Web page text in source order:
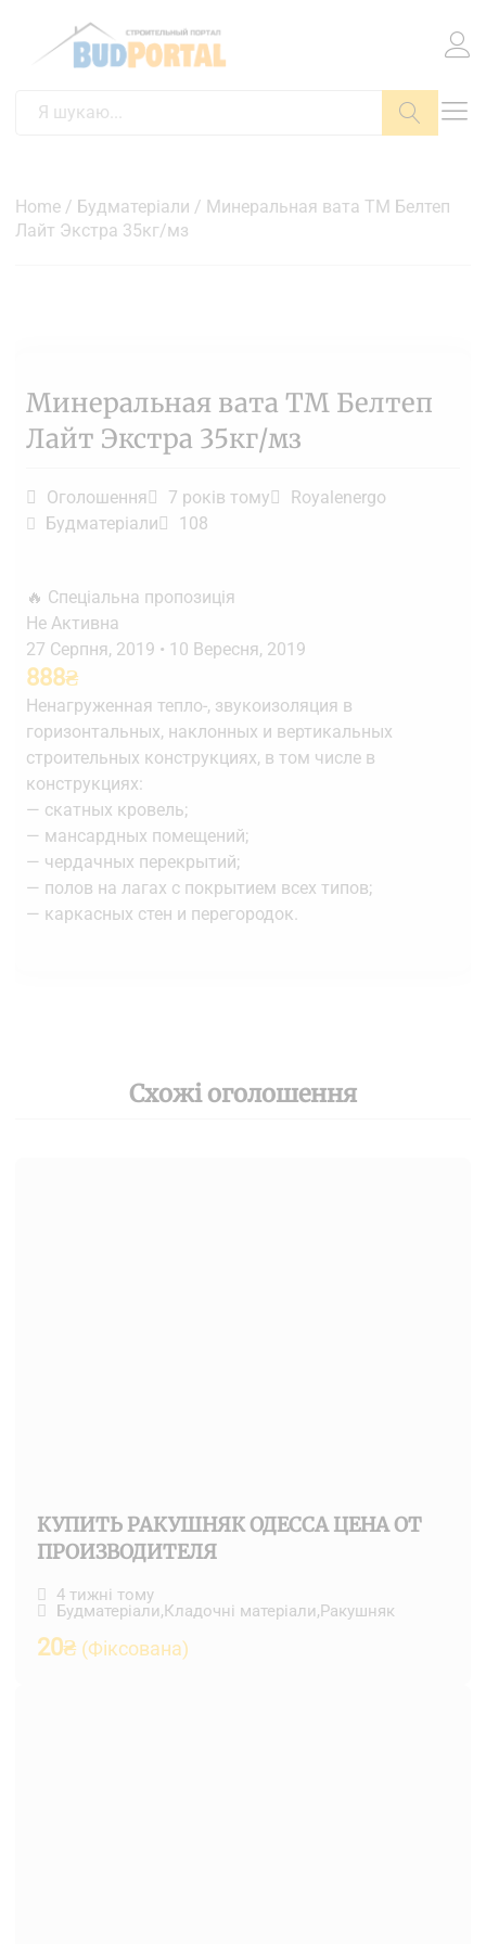
Home / Будматеріали / Минеральная вата ТМ Белтеп
Лайт Экстра 35кг/мз
Минеральная вата ТМ Белтеп
Лайт Экстра 35кг/мз
Оголошення 7 років тому
Royalenergo
Будматеріали
108
🔥 Спеціальна пропозиція
Не Активна
27 Серпня, 2019 • 10 Вересня, 2019
888₴
Ненагруженная тепло-, звукоизоляция в
горизонтальных, наклонных и вертикальных
строительных конструкциях, в том числе в
конструкциях:
— скатных кровель;
— мансардных помещений;
— чердачных перекрытий;
— полов на лагах с покрытием всех типов;
— каркасных стен и перегородок.
Схожі оголошення
КУПИТЬ РАКУШНЯК ОДЕССА ЦЕНА ОТ
ПРОИЗВОДИТЕЛЯ
4 тижні тому
Будматеріали,Кладочні матеріали,Ракушняк
20₴ (Фіксована)